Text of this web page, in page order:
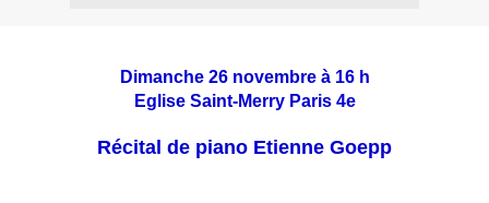
Dimanche 26 novembre à 16 h
Eglise Saint-Merry Paris 4e
Récital de piano Etienne Goepp